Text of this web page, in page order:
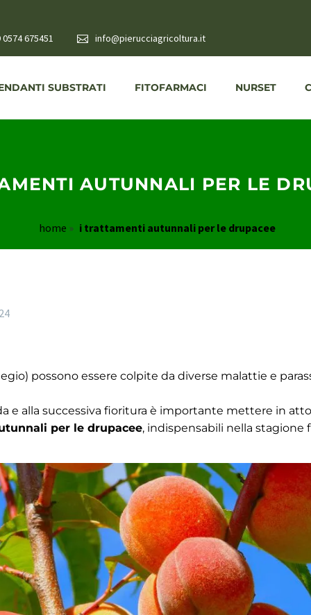
0574 675451 info@pierucciagricoltura.it
SUBSTRATI FITOFARMACI NURSET
AUTUNNALI PER LE
home » i trattamenti autunnali per le drupacee
possono essere colpite da diverse malattie e
e alla successiva fioritura è importante mettere in
per le drupacee, indispensabili nella stagione